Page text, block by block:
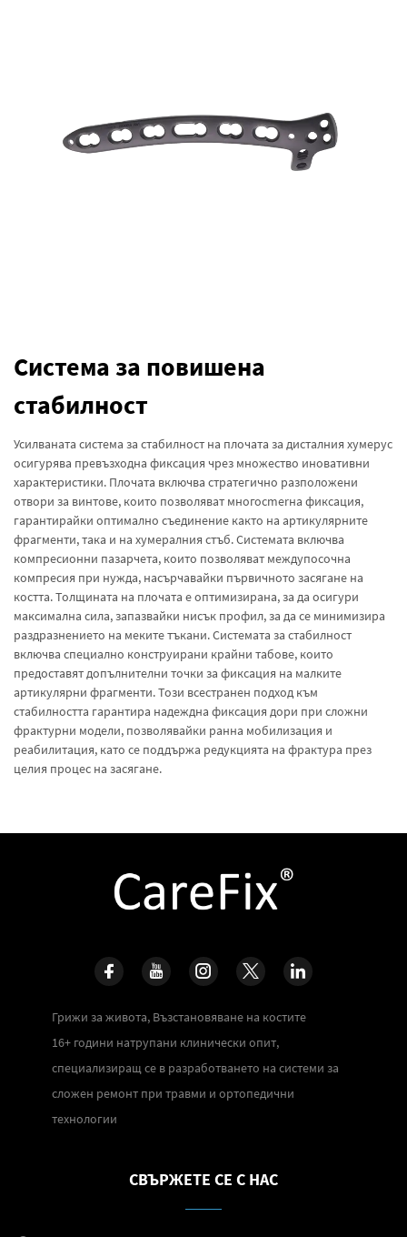
Система за повишена
стабилност
Усилваната система за стабилност на плочата за дисталния хумерус
осигурява превъзходна фиксация чрез множество иновативни
характеристики. Плочата включва стратегично разположени
отвори за винтове, които позволяват многосmerнa фиксация,
гарантирайки оптимално съединение както на артикулярните
фрагменти, така и на хумералния стъб. Системата включва
компресионни пазарчета, които позволяват междупосочна
компресия при нужда, насърчавайки първичното засягане на
костта. Толщината на плочата е оптимизирана, за да осигури
максимална сила, запазвайки нисък профил, за да се минимизира
раздразнението на меките тъкани. Системата за стабилност
включва специално конструирани крайни табове, които
предоставят допълнителни точки за фиксация на малките
артикулярни фрагменти. Този всестранен подход към
стабилността гарантира надеждна фиксация дори при сложни
фрактурни модели, позволявайки ранна мобилизация и
реабилитация, като се поддържа редукцията на фрактура през
целия процес на засягане.
Грижи за живота, Възстановяване на костите
16+ години натрупани клинически опит,
специализиращ се в разработването на системи за
сложен ремонт при травми и ортопедични
технологии
СВЪРЖЕТЕ СЕ С НАС